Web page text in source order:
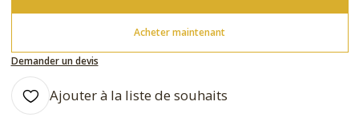
Acheter maintenant
Demander un devis
Ajouter à la liste de souhaits